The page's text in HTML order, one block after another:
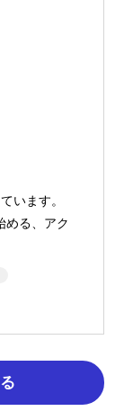
います。
める、アク